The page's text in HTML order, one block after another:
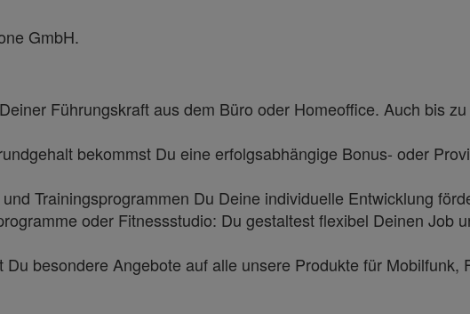
GmbH.
Führungskraft aus dem Büro oder Homeoffice. Auch bis
bekommst Du eine erfolgsabhängige Bonus- oder
Trainingsprogrammen Du Deine individuelle Entwicklung
oder Fitnessstudio: Du gestaltest flexibel Deinen Job
besondere Angebote auf alle unsere Produkte für Mobilfunk,